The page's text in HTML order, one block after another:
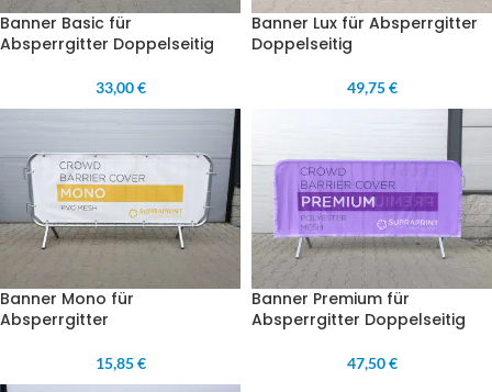
Banner Basic für
Absperrgitter Doppelseitig
33,00 €
Banner Lux für Absperrgitter
Doppelseitig
49,75 €
Banner Mono für
Absperrgitter
15,85 €
Banner Premium für
Absperrgitter Doppelseitig
47,50 €